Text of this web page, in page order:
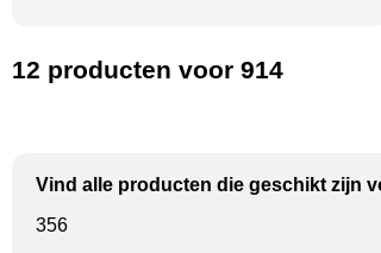
12 producten voor 914
Vind alle producten die geschikt zijn
356